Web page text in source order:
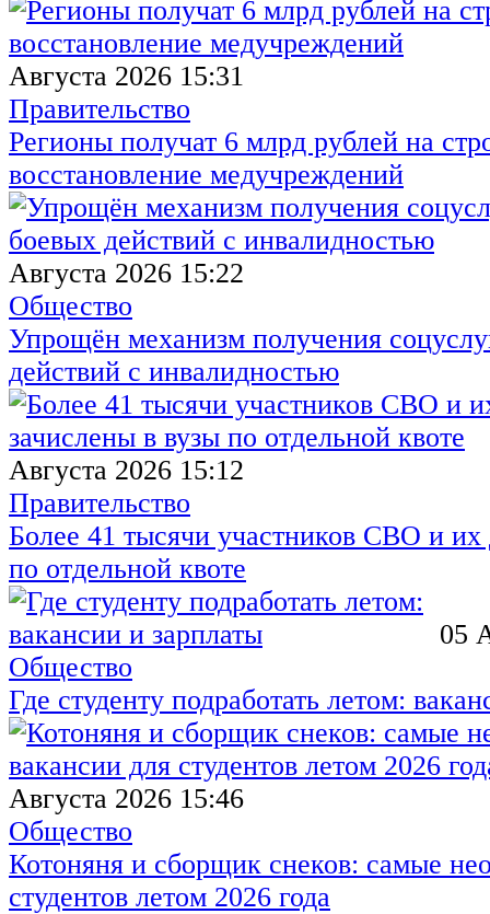
Августа 2026 15:31
Правительство
Регионы получат 6 млрд рублей на
восстановление медучреждений
Августа 2026 15:22
Общество
Упрощён механизм получения
действий с инвалидностью
Августа 2026 15:12
Правительство
Более 41 тысячи участников СВО и их
по отдельной квоте
05
Общество
Где студенту подработать летом:
Августа 2026 15:46
Общество
Котоняня и сборщик снеков: самые
студентов летом 2026 года